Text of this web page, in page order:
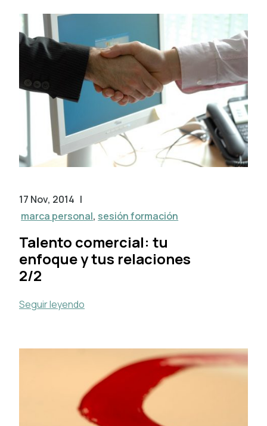
17 Nov, 2014 |
marca personal, sesión formación
Talento comercial: tu
enfoque y tus relaciones
2/2
Seguir leyendo